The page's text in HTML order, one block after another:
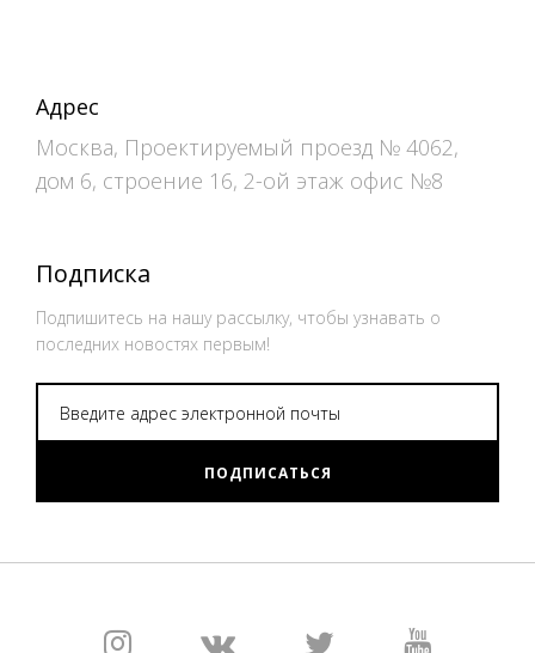
Адрес
Москва, Проектируемый проезд № 4062,
дом 6, строение 16, 2-ой этаж офис №8
Подписка
Подпишитесь на нашу рассылку, чтобы узнавать о
последних новостях первым!
ПОДПИСАТЬСЯ